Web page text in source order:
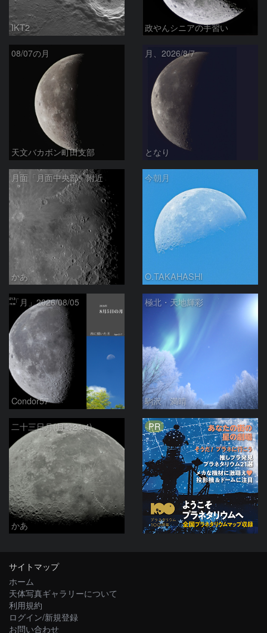
IKT2 政やんシニアの手習い
08/07の月
天文バカボン町田支部
月、2026/8/7
となり
月面「月面中央部」附近
かあ
今朝月
O.TAKAHASHI
「月」2026/08/05
Condor57
極北・天地輝彩
駒沢 満晴
二十三日月(月齢21.4)
かあ
PR
サイトマップ
ホーム
天体写真ギャラリーについて
利用規約
ログイン/新規登録
お問い合わせ